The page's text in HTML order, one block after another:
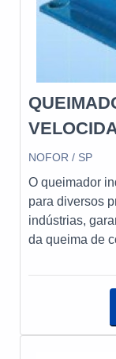
NOFOR / SP
O queimador
para diversos
indústrias,
da queima de
ou ambos, o
Nofor,